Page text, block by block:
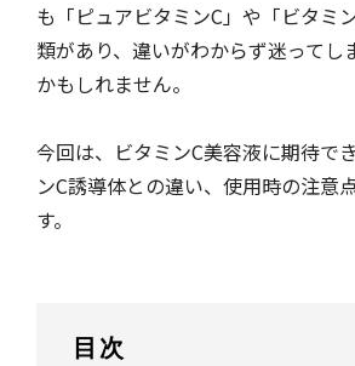
も「ピュアビタミンC」や「ビタミ
類があり、違いがわからず迷ってし
かもしれません。
今回は、ビタミンC美容液に期待で
ンC誘導体との違い、使用時の注意
す。
目次